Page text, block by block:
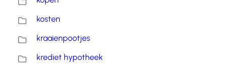
kosten
kraaienpootjes
krediet hypotheek